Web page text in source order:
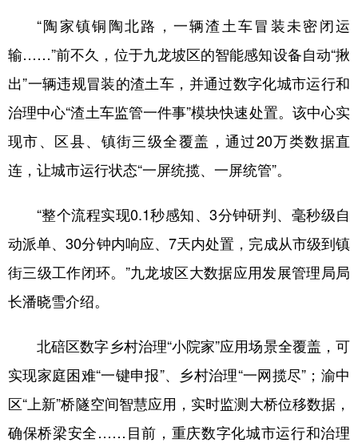
“陶家镇铜陶北路，一辆渣土车冒装未密闭运
输……”前不久，位于九龙坡区的智能感知设备自动“揪
出”一辆违规冒装的渣土车，并通过数字化城市运行和
治理中心“渣土车监管一件事”模块快速处置。该中心实
现市、区县、镇街三级全覆盖，通过20万类数据直
连，让城市运行状态“一屏统揽、一屏统管”。
“整个流程实现0.1秒感知、3分钟研判、毫秒级自
动派单、30分钟内响应、7天内处置，完成从市级到镇
街三级工作闭环。”九龙坡区大数据应用发展管理局局
长潘晓雪介绍。
北碚区数字乡村治理“小院家”应用场景全覆盖，可
实现家庭困难“一键申报”、乡村治理“一网揽尽”；渝中
区“上新”桥隧空间智慧应用，实时监测大桥位移数据，
确保桥梁安全……目前，重庆数字化城市运行和治理